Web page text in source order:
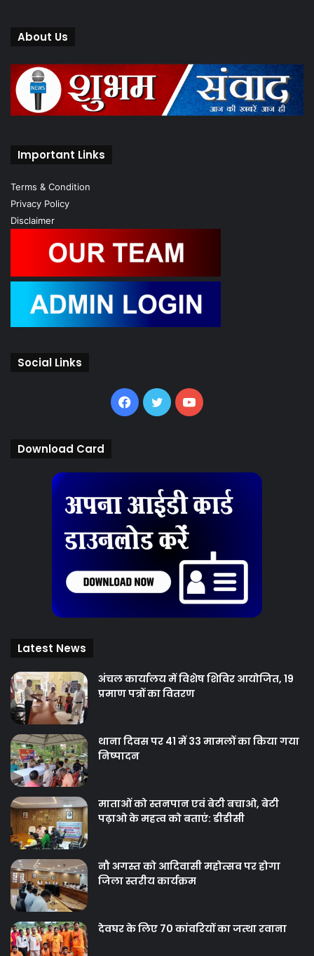
About Us
Important Links
Terms & Condition
Privacy Policy
Disclaimer
Social Links
Facebook
TwitterYouTube
Download Card
Latest News
अंचल कार्यालय में विशेष शिविर आयोजित, 19
प्रमाण पत्रों का वितरण
थाना दिवस पर 41 में 33 मामलों का किया गया
निष्‍पादन
माताओं को स्तनपान एवं बेटी बचाओ, बेटी
पढ़ाओ के महत्व को बताएं: डीडीसी
नौ अगस्त को आदिवासी महोत्सव पर होगा
जिला स्तरीय कार्यक्रम
देवघर के लिए 70 कांवरियों का जत्था रवाना